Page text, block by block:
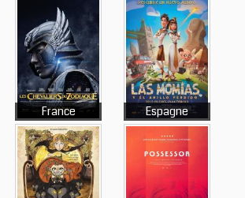
France Espagne